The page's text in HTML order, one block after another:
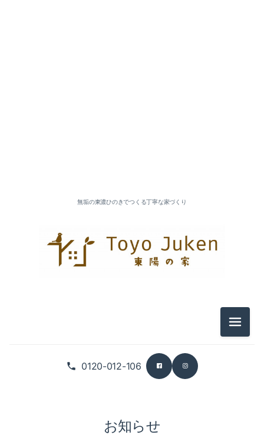
2026-02（4）
2026-01（6）
2025-09（5）
0120-012-106
無垢の東濃ひのきでつくる丁寧な家づくり
2026-04（2）
2026-02（4）
メニュ
お知らせ